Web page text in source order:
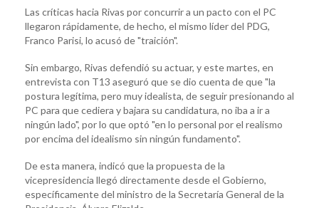
Las críticas hacia Rivas por concurrir a un pacto con el PC
llegaron rápidamente, de hecho, el mismo líder del PDG,
Franco Parisi, lo acusó de "traición".
Sin embargo, Rivas defendió su actuar, y este martes, en
entrevista con T13 aseguró que se dio cuenta de que "la
postura legítima, pero muy idealista, de seguir presionando al
PC para que cediera y bajara su candidatura, no iba a ir a
ningún lado", por lo que optó "en lo personal por el realismo
por encima del idealismo sin ningún fundamento".
De esta manera, indicó que la propuesta de la
vicepresidencia llegó directamente desde el Gobierno,
específicamente del ministro de la Secretaría General de la